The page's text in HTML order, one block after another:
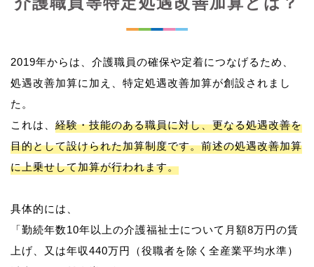
2019年からは、介護職員の確保や定着につなげるため、
処遇改善加算に加え、特定処遇改善加算が創設されまし
た。
これは、 経験・技能のある職員に対し、更なる処遇改善を
目的として設けられた加算制度です。前述の処遇改善加算
に上乗せして加算が行われます。
具体的には、
「勤続年数10年以上の介護福祉士について月額8万円の賃
上げ、又は年収440万円（役職者を除く全産業平均水準）